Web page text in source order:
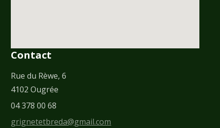
Contact
Rue du Rèwe, 6
4102 Ougrée
04 378 00 68
grignetetbreda@gmail.com